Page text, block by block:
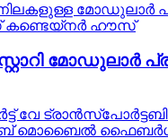
മോഡുലാർ